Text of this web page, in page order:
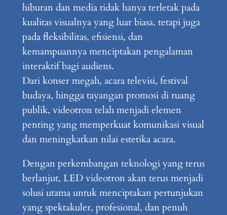
hiburan dan media tidak hanya terletak pada
kualitas visualnya yang luar biasa, tetapi juga
pada fleksibilitas, efisiensi, dan
kemampuannya menciptakan pengalaman
interaktif bagi audiens.
Dari konser megah, acara televisi, festival
budaya, hingga tayangan promosi di ruang
publik, videotron telah menjadi elemen
penting yang memperkuat komunikasi visual
dan meningkatkan nilai estetika acara.
Dengan perkembangan teknologi yang terus
berlanjut, LED videotron akan terus menjadi
solusi utama untuk menciptakan pertunjukan
yang spektakuler, profesional, dan penuh